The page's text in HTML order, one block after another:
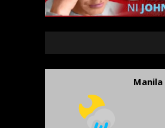
Manila